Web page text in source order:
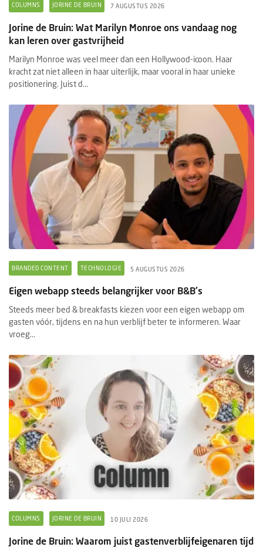
COLUMNS JORINE DE BRUIN 7 AUGUSTUS 2026
Jorine de Bruin: Wat Marilyn Monroe ons vandaag nog
kan leren over gastvrijheid
Marilyn Monroe was veel meer dan een Hollywood-icoon. Haar
kracht zat niet alleen in haar uiterlijk, maar vooral in haar unieke
positionering. Juist d...
BRANDED CONTENT TECHNOLOGIE 5 AUGUSTUS 2026
Eigen webapp steeds belangrijker voor B&B's
Steeds meer bed & breakfasts kiezen voor een eigen webapp om
gasten vóór, tijdens en na hun verblijf beter te informeren. Waar
vroeg...
COLUMNS JORINE DE BRUIN 10 JULI 2026
Jorine de Bruin: Waarom juist gastenverblijfeigenaren tijd